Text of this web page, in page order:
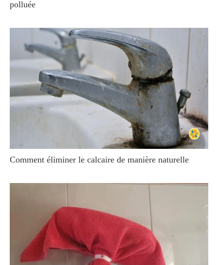
polluée
Comment éliminer le calcaire de manière naturelle